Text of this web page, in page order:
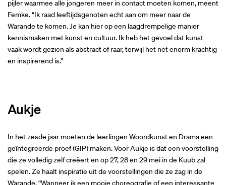
pijler waarmee alle jongeren meer in contact moeten komen, meent
Femke. “Ik raad leeftijdsgenoten echt aan om meer naar de
Warande te komen. Je kan hier op een laagdrempelige manier
kennismaken met kunst en cultuur. Ik heb het gevoel dat kunst
vaak wordt gezien als abstract of raar, terwijl het net enorm krachtig
en inspirerend is.”
Aukje
In het zesde jaar moeten de leerlingen Woordkunst en Drama een
geïntegreerde proef (GIP) maken. Voor Aukje is dat een voorstelling
die ze volledig zelf creëert en op 27, 28 en 29 mei in de Kuub zal
spelen. Ze haalt inspiratie uit de voorstellingen die ze zag in de
Warande. “Wanneer ik een mooie choreografie of een interessante